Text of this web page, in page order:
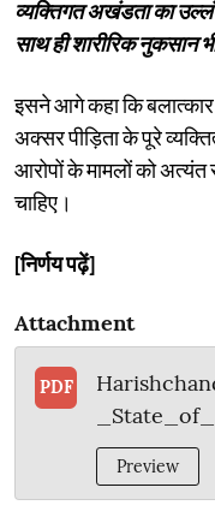
व्यक्तिगत अखंडता का
साथ ही शारीरिक नुकसान
इसने आगे कहा कि
अक्सर पीड़िता के पूरे
आरोपों के मामलों को अत्यंत
चाहिए।
[निर्णय पढ़ें]
Attachment
PDF
Preview